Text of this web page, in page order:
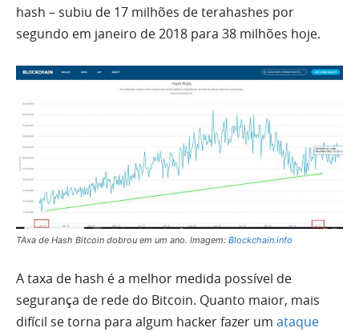
hash – subiu de 17 milhões de terahashes por
segundo em janeiro de 2018 para 38 milhões hoje.
TAxa de Hash Bitcoin dobrou em um ano. Imagem: Blockchain.info
A taxa de hash é a melhor medida possível de
segurança de rede do Bitcoin. Quanto maior, mais
difícil se torna para algum hacker fazer um ataque